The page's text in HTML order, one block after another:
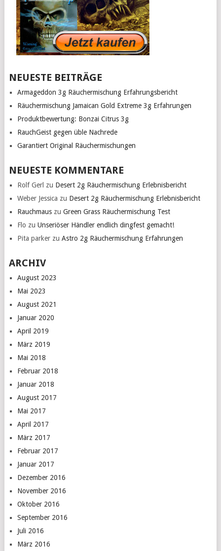
NEUESTE BEITRÄGE
Armageddon 3g Räuchermischung Erfahrungsbericht
Räuchermischung Jamaican Gold Extreme 3g Erfahrungen
Produktbewertung: Bonzai Citrus 3g
RauchGeist gegen üble Nachrede
Garantiert Original Räuchermischungen
NEUESTE KOMMENTARE
Rolf Gerl zu Desert 2g Räuchermischung Erlebnisbericht
Weber Jessica zu Desert 2g Räuchermischung Erlebnisbericht
Rauchmauszu Green Grass Räuchermischung Test
Flo zu Unseriöser Händler endlich dingfest gemacht!
Pita parkerzu Astro 2g Räuchermischung Erfahrungen
ARCHIV
August 2023
Mai 2023
August 2021
Januar 2020
April 2019
März 2019
Mai 2018
Februar 2018
Januar 2018
August 2017
Mai 2017
April 2017
März 2017
Februar 2017
Januar 2017
Dezember 2016
November 2016
Oktober 2016
September 2016
Juli 2016
März 2016